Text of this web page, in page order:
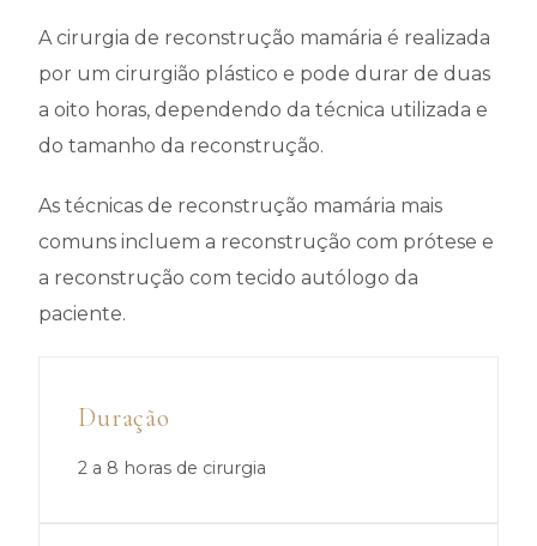
A cirurgia de reconstrução mamária é realizada
por um cirurgião plástico e pode durar de duas
a oito horas, dependendo da técnica utilizada e
do tamanho da reconstrução.
As técnicas de reconstrução mamária mais
comuns incluem a reconstrução com prótese e
a reconstrução com tecido autólogo da
paciente.
Duração
2 a 8 horas de cirurgia